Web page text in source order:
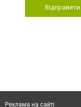
Відправити
Реклама на сайті